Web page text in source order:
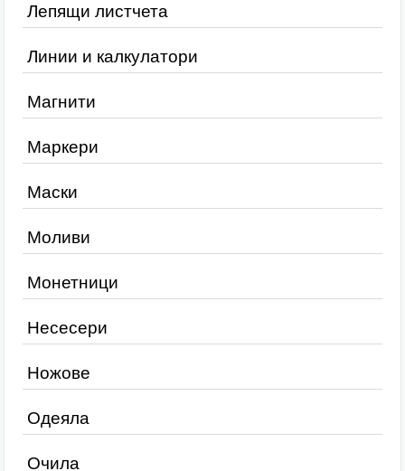
Лепящи листчета
Линии и калкулатори
Магнити
Маркери
Маски
Моливи
Монетници
Несесери
Ножове
Одеяла
Очила